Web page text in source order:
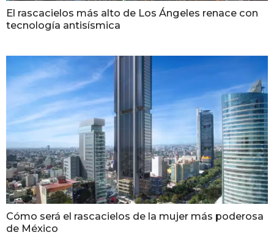
El rascacielos más alto de Los Ángeles renace con
tecnología antisísmica
Cómo será el rascacielos de la mujer más poderosa
de México